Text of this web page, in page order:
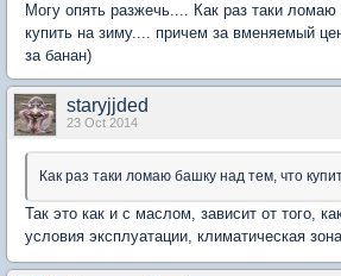
Могу опять разжечь.... Как раз таки
купить на зиму.... причем за вменяемый
за банан)
staryjjded
23 Oct 2014
Как раз таки ломаю башку над тем, что
Так это как и с маслом, зависит от того,
условия эксплуатации, климатическая